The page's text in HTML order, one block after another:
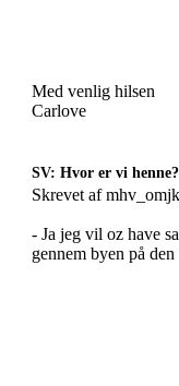
Med venlig hilsen
Carlove
SV: Hvor er vi henne?
Skrevet af
- Ja jeg vil oz have
gennem byen på den